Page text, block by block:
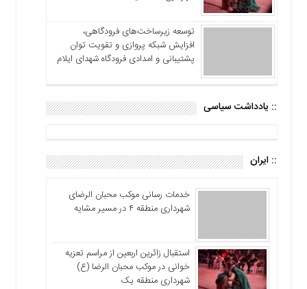
توسعه زیرساخت‌های فرودگاهی،
افزایش شبکه پروازی و تقویت توان
پشتیبانی و امدادی فرودگاه شهدای ایلام
:: یادداشت سیاسی
:: ایران
خدمات رسانی موکب محبان الرضای
شهرداری منطقه ۴ در مسیر مشایه
استقبال زائرین اربعین از مراسم تعزیه
خوانی در موکب محبان الرضا (ع)
شهرداری منطقه یک